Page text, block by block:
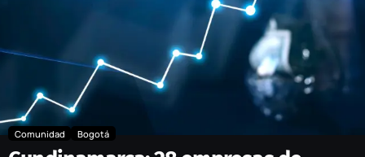
Comunidad Bogotá